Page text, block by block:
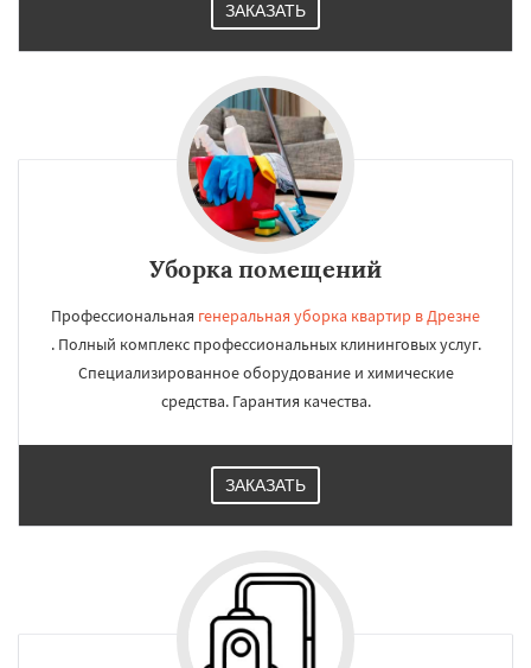
ЗАКАЗАТЬ
Уборка помещений
Профессиональная генеральная уборка квартир в Дрезне
. Полный комплекс профессиональных клининговых услуг.
Специализированное оборудование и химические
средства. Гарантия качества.
ЗАКАЗАТЬ